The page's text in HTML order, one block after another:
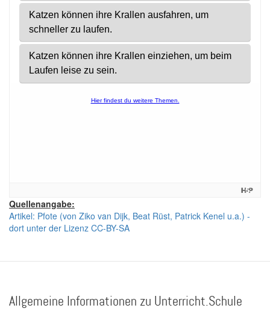
Quellenangabe:
Artikel: Pfote (von Ziko van Dijk, Beat Rüst, Patrick Kenel u.a.) -
dort unter der Lizenz CC-BY-SA
Allgemeine Informationen zu Unterricht.Schule